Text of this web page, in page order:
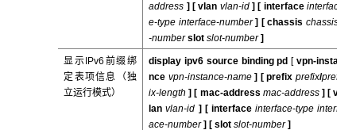
address ] [vlan vlan-id] [ interface interfac
e-type interface-number] [chassis chassis
-number slot slot-number]
显示IPv6前缀绑
定表项信息（独
立运行模式）
display ipv6 source binding pd [ vpn-insta
nce vpn-instance-name] [prefix prefix/pref
ix-length ] [ mac-address mac-address] [ v
lan vlan-id ] [interface interface-type interf
ace-number] [ slot slot-number]